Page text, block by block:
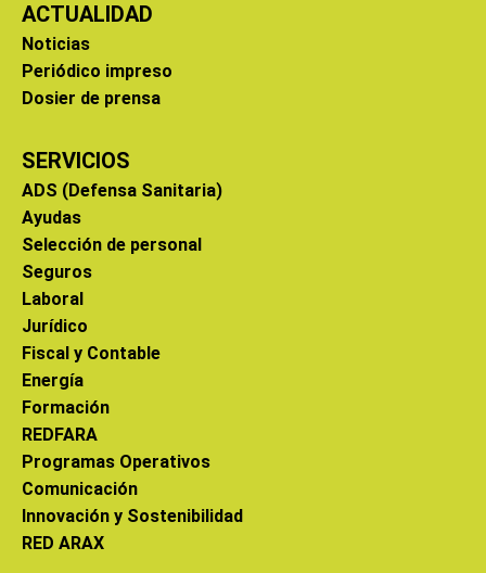
ACTUALIDAD
Noticias
Periódico impreso
Dosier de prensa
SERVICIOS
ADS (Defensa Sanitaria)
Ayudas
Selección de personal
Seguros
Laboral
Jurídico
Fiscal y Contable
Energía
Formación
REDFARA
Programas Operativos
Comunicación
Innovación y Sostenibilidad
RED ARAX